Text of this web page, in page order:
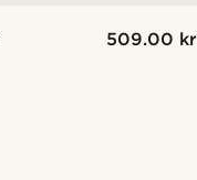
509.00 kr